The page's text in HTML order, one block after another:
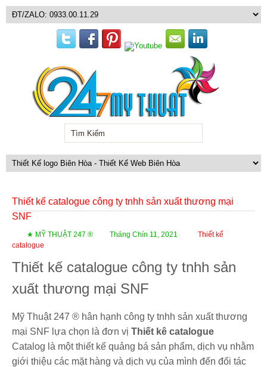
Thiết kế catalogue công ty tnhh sản xuất thương mại
SNF
★ MỸ THUẬT 247 ® Tháng Chín 11, 2021
Thiết kế
catalogue
Thiết kế catalogue công ty tnhh sản
xuất thương mại SNF
Mỹ Thuật 247 ® hân hạnh công ty tnhh sản xuất thương
mại SNF lựa chọn là đơn vị Thiết kê catalogue
Catalog là một thiết kế quảng bá sản phẩm, dịch vụ nhằm
giới thiệu các mặt hàng và dịch vụ của mình đến đối tác